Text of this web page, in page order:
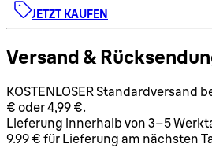
JETZT KAUFEN
Versand &
KOSTENLOSER Standardversand
€ oder 4,99 €.
Lieferung innerhalb von 3–5
9.99 € für Lieferung am nächsten